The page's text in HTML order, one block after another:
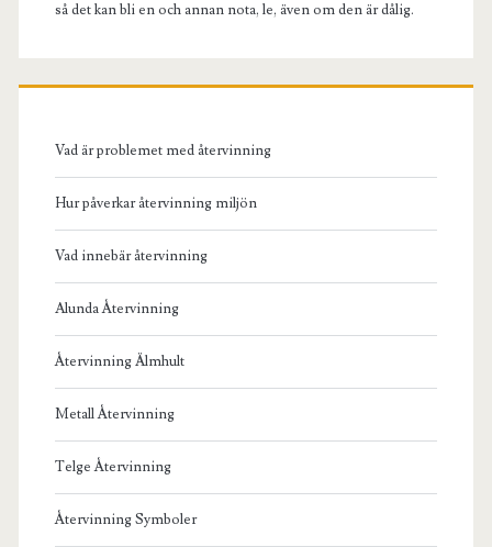
så det kan bli en och annan nota, le, även om den är dålig.
Vad är problemet med återvinning
Hur påverkar återvinning miljön
Vad innebär återvinning
Alunda Återvinning
Återvinning Älmhult
Metall Återvinning
Telge Återvinning
Återvinning Symboler